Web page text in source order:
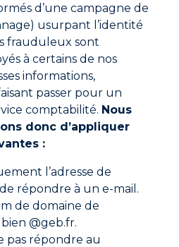
propres, secs et dégraissés.
des filets mâles, dans le sens
un chevauchement de 50%.
sur le ruban pendant
découper et rabattre le
comprise entre 50 et 150
à télécharger
de sécurité
d’une campagne de
usurpant l’identité
frauduleux sont
à certains de nos
informations,
passer pour un
comptabilité. Nous
donc d’appliquer
:
l’adresse de
répondre à un e-mail.
de domaine de
bien @geb.fr.
pas répondre au